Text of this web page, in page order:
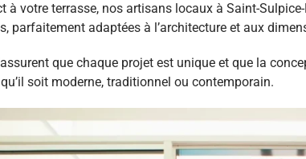
à votre terrasse, nos artisans locaux à Saint-
parfaitement adaptées à l’architecture et aux
que chaque projet est unique et que la
soit moderne, traditionnel ou contemporain.